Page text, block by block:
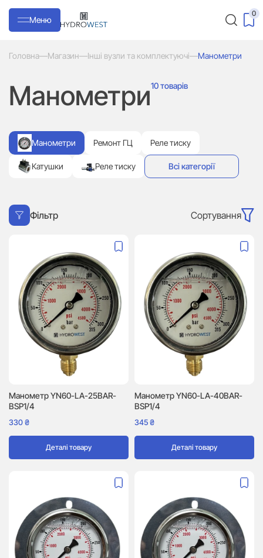
Меню
0
Головна—Магазин—Інші вузли та комплектуючі—Манометри
Манометри10 товарів
Ремонт ГЦ
Манометри Реле тиску
Катушки Реле тиску Всі категорії
Фільтр Сортування
Манометр YN60-LA-25BAR-
BSP1/4
330₴
Деталі товару
Манометр YN60-LA-40BAR-
BSP1/4
345₴
Деталі товару